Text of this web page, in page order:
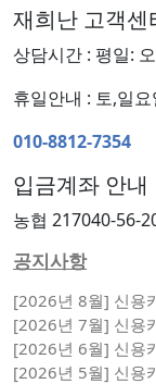
재희난 고객센
상담시간 : 평일:
휴일안내 : 토,일
010-8812-7354
입금계좌 안내
농협 217040-56-
공지사항
[2026년 8월] 신용
[2026년 7월] 신용
[2026년 6월] 신용
[2026년 5월] 신용